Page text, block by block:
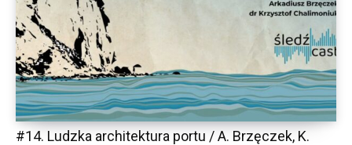
#14. Ludzka architektura portu / A. Brzęczek, K.